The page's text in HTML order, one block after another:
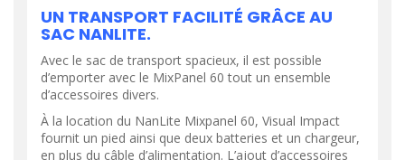
UN TRANSPORT FACILITÉ GRÂCE AU
SAC NANLITE.
Avec le sac de transport spacieux, il est possible
d’emporter avec le MixPanel 60 tout un ensemble
d’accessoires divers.
À la location du NanLite Mixpanel 60, Visual Impact
fournit un pied ainsi que deux batteries et un chargeur,
en plus du câble d’alimentation. L’ajout d’accessoires